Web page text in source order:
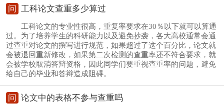
问 工科论文查重多少算过
工科论文的专业性很高，重复率要求在30％以下就可以算通
过。为了培养学生的科研能力以及避免抄袭，各大高校通常会通
过查重对论文的撰写进行规范，如果超过了这个百分比，论文就
会被退回重新修改，如果第二次检测的查重率还不符合要求，就
会被学校取消答辩资格，因此同学们要重视查重率的问题，避免
给自己的毕业和答辩造成阻碍。
问 论文中的表格不参与查重吗